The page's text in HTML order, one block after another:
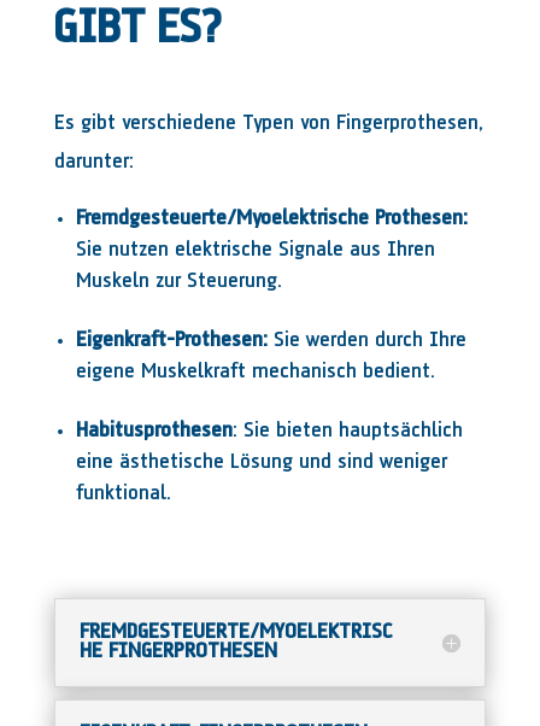
GIBT ES?
Es gibt verschiedene Typen von Fingerprothesen,
darunter:
Fremdgesteuerte/Myoelektrische Prothesen:
Sie nutzen elektrische Signale aus Ihren
Muskeln zur Steuerung.
Eigenkraft-Prothesen:Sie werden durch Ihre
eigene Muskelkraft mechanisch bedient.
Habitusprothesen: Sie bieten hauptsächlich
eine ästhetische Lösung und sind weniger
funktional.
FREMDGESTEUERTE/MYOELEKTRISC
HE FINGERPROTHESEN